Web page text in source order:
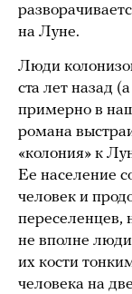
на Луне.
Люди
ста лет назад
примерно в
романа
«колония» к
Ее население
человек и
переселенцев,
не вполне
их кости
человека на